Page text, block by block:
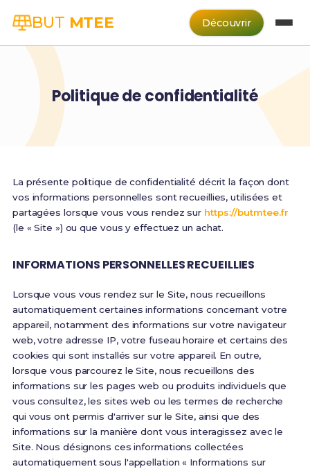
BUT MTEE Découvrir
Politique de confidentialité
La présente politique de confidentialité décrit la façon dont
vos informations personnelles sont recueillies, utilisées et
partagées lorsque vous vous rendez sur https://butmtee.fr
(le « Site ») ou que vous y effectuez un achat.
INFORMATIONS PERSONNELLES RECUEILLIES
Lorsque vous vous rendez sur le Site, nous recueillons
automatiquement certaines informations concernant votre
appareil, notamment des informations sur votre navigateur
web, votre adresse IP, votre fuseau horaire et certains des
cookies qui sont installés sur votre appareil. En outre,
lorsque vous parcourez le Site, nous recueillons des
informations sur les pages web ou produits individuels que
vous consultez, les sites web ou les termes de recherche
qui vous ont permis d'arriver sur le Site, ainsi que des
informations sur la manière dont vous interagissez avec le
Site. Nous désignons ces informations collectées
automatiquement sous l'appellation « Informations sur